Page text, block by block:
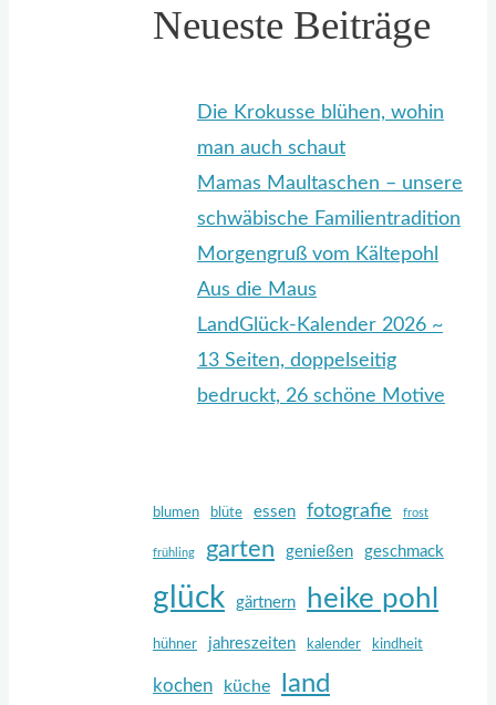
Neueste Beiträge
Die Krokusse blühen, wohin
man auch schaut
Mamas Maultaschen – unsere
schwäbische Familientradition
Morgengruß vom Kältepohl
Aus die Maus
LandGlück-Kalender 2026 ~
13 Seiten, doppelseitig
bedruckt, 26 schöne Motive
blumen blüte essen fotografie frost
frühling garten genießen geschmack
glück gärtnern heike pohl
hühner jahreszeiten kalender kindheit
kochen küche land